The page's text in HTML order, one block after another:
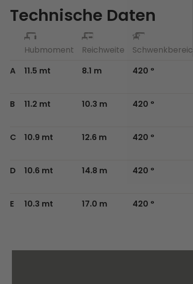
Technische Daten
Hubmoment Reichweite Schwenkbereich
A
11.5 mt 8.1 m 420 °
B 11.2 mt 10.3 m 420 °
C 10.9 mt 12.6 m 420 °
D 10.6 mt 14.8 m 420 °
E 10.3 mt 17.0 m 420 °